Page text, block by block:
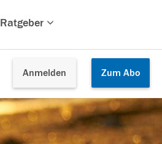
Ratgeber
Anmelden Zum Abo